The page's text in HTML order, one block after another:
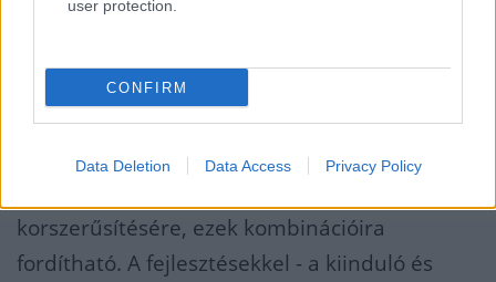
user protection.
CONFIRM
Data Deletion Data Access Privacy Policy
kormányzati segítséggel.
Felidézték, hogy az energetikai otthonfelújítási
programban elérhető támogatás családi
házak külső hőszigetelésére, a nyílászárók
korszerűsítésére, ezek kombinációira
fordítható. A fejlesztésekkel - a kiinduló és